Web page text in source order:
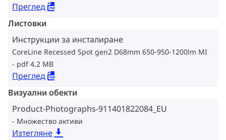
Преглед
Листовки
Инструкции за инсталиране
CoreLine Recessed Spot gen2 D68mm 650-950-1200lm MI
pdf 4.2 MB
Преглед
Визуални обекти
Product-Photographs-911401822084_EU
Множество активи
Изтегляне